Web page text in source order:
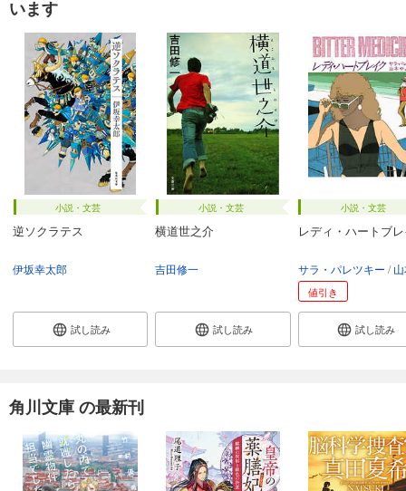
います
小説・文芸
逆ソクラテス
伊坂幸太郎
試し読み
小説・文芸
横道世之介
吉田修一
試し読み
小説・文芸
レディ・ハートブ
サラ・パレツキー 山本
値引き
試し読み
角川文庫 の最新刊